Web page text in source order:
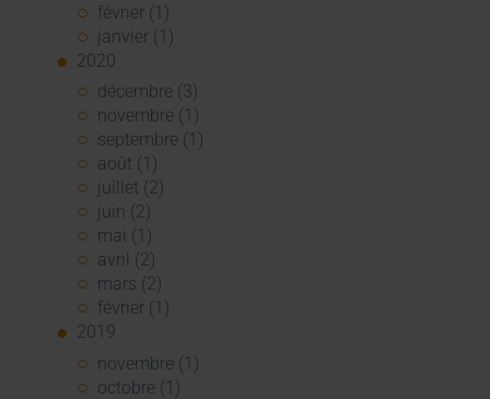
février (1)
janvier (1)
2020
décembre (3)
novembre (1)
septembre (1)
août (1)
juillet (2)
juin (2)
mai (1)
avril (2)
mars (2)
février (1)
2019
novembre (1)
octobre (1)